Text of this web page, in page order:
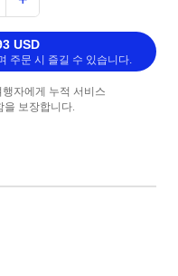
USD
주문 시 즐길 수 있습니다.
자에게 누적 서비스
을 보장합니다.